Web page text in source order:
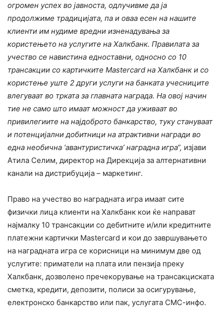
огромен успех во јавноста, одлучивме да ја
продолжиме традицијата, па и оваа есен на нашите
клиенти им нудиме вредни изненадувања за
користењето на услугите на Халкбанк. Правилата за
учество се навистина едноставни, односно со 10
трансакции со картичките Mastercard на Халкбанк и со
користење уште 2 други услуги на банката учесниците
влегуваат во трката за главната награда. На овој начин
тие не само што имаат можност да уживаат во
привилегиите на најдоброто банкарство, туку стануваат
и потенцијални добитници на атрактивни награди во
една необична ‘авантуристичка’ наградна игра“, изјави
Атила Селим, директор на Дирекција за алтернативни
канали на дистрибуција – маркетинг.
Право на учество во наградната игра имаат сите
физички лица клиенти на Халкбанк кои ќе направат
најмалку 10 трансакции со дебитните и/или кредитните
платежни картички Mastercard и кои до завршувањето
на наградната игра се корисници на минимум две од
услугите: приматели на плата или пензија преку
Халкбанк, дозволено пречекорување на трансакциската
сметка, кредити, депозити, полиси за осигурување,
електронско банкарство или пак, услугата СМС-инфо.